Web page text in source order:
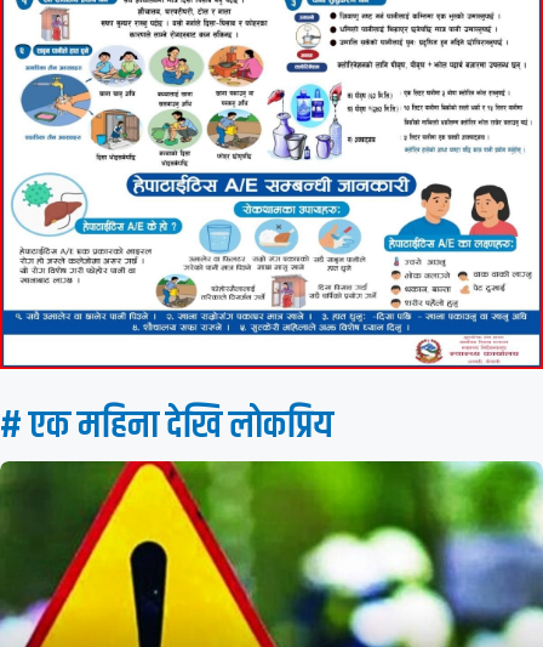
# एक महिना देखि लाेकप्रिय